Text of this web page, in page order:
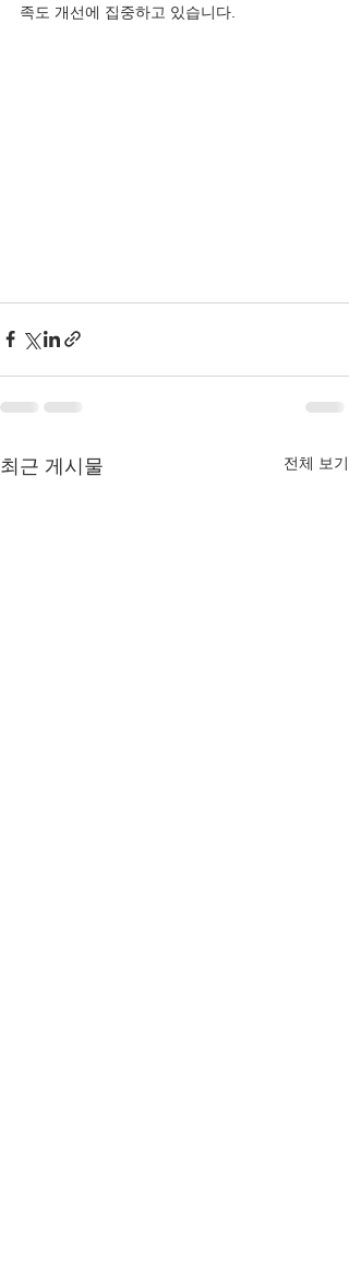
족도 개선에 집중하고 있습니다.
최근 게시물 전체 보기